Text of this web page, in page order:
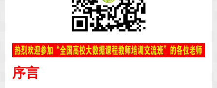
序言